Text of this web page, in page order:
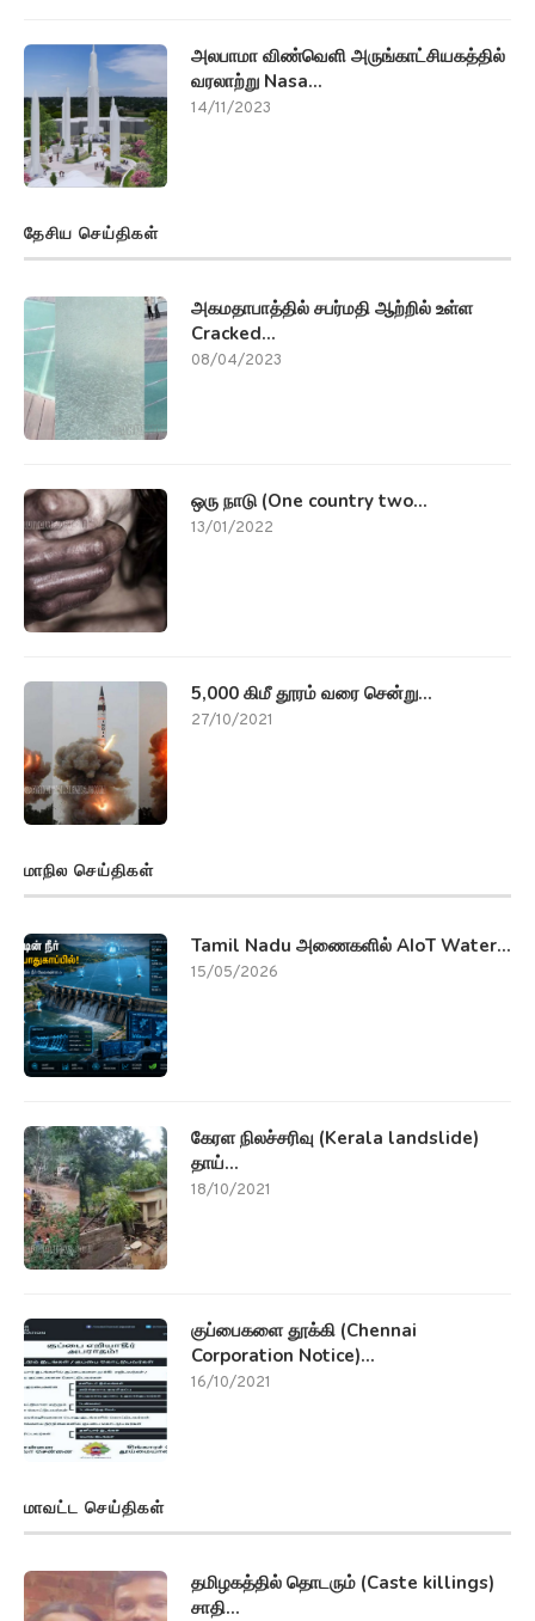
அலபாமா விண்வெளி அருங்காட்சியகத்தில்
வரலாற்று Nasa...
14/11/2023
தேசிய செய்திகள்
அகமதாபாத்தில் சபர்மதி ஆற்றில் உள்ள
Cracked...
08/04/2023
ஒரு நாடு (One country two...
13/01/2022
5,000 கிமீ தூரம் வரை சென்று...
27/10/2021
மாநில செய்திகள்
Tamil Nadu அணைகளில் AIoT Water...
15/05/2026
கேரள நிலச்சரிவு (Kerala landslide)
தாய்...
18/10/2021
குப்பைகளை தூக்கி (Chennai
Corporation Notice)...
16/10/2021
மாவட்ட செய்திகள்
தமிழகத்தில் தொடரும் (Caste killings)
சாதி...